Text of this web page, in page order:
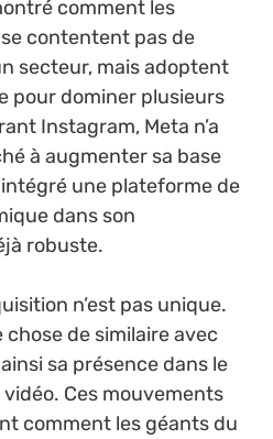
comment les
contentent pas de
secteur, mais adoptent
pour dominer plusieurs
Instagram, Meta n’a
à augmenter sa base
une plateforme de
dans son
robuste.
n’est pas unique.
de similaire avec
sa présence dans le
Ces mouvements
comment les géants du